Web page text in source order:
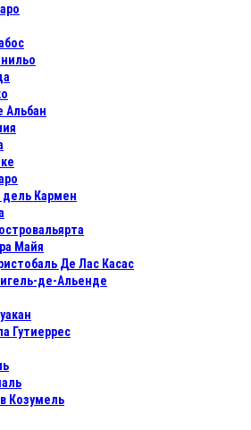
Альбан
дель Кармен
Майя
Де Лас Касас
де-Альенде
Гутиеррес
Козумель